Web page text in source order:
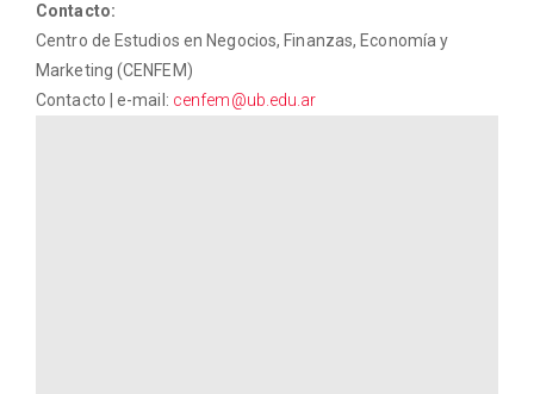
Contacto:
Centro de Estudios en Negocios, Finanzas, Economía y
Marketing (CENFEM)
Contacto | e-mail: cenfem@ub.edu.ar